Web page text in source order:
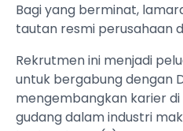
Bagi yang berminat,
tautan resmi perusahaan
Rekrutmen ini menjadi
untuk bergabung dengan
mengembangkan karier
gudang dalam industri